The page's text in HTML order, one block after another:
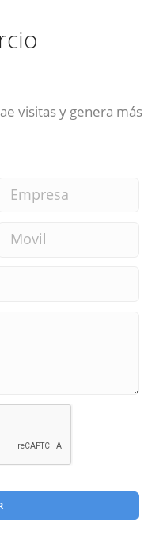
visitas y genera más